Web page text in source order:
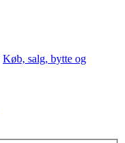
Køb, salg, bytte og